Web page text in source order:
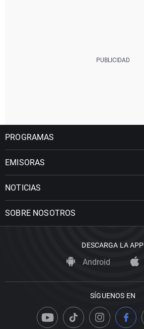
PROGRAMAS
EMISORAS
NOTICIAS
SOBRE NOSOTROS
DESCARGA LA APP
Android
SÍGUENOS EN